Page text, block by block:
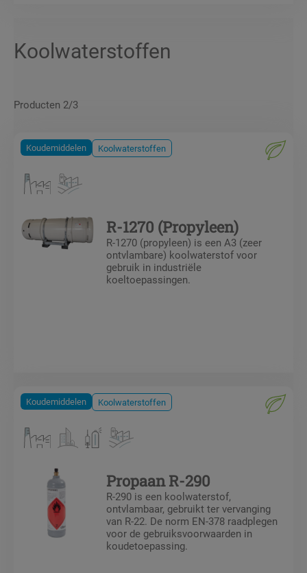
Koolwaterstoffen
Producten 2/3
Koudemiddelen Koolwaterstoffen
R-1270 (Propyleen)
R-1270 (propyleen) is een A3 (zeer
ontvlambare) koolwaterstof voor
gebruik in industriële
koeltoepassingen.
Koudemiddelen Koolwaterstoffen
Propaan R-290
R-290 is een koolwaterstof,
ontvlambaar, gebruikt ter vervanging
van R-22. De norm EN-378 raadplegen
voor de gebruiksvoorwaarden in
koudetoepassing.